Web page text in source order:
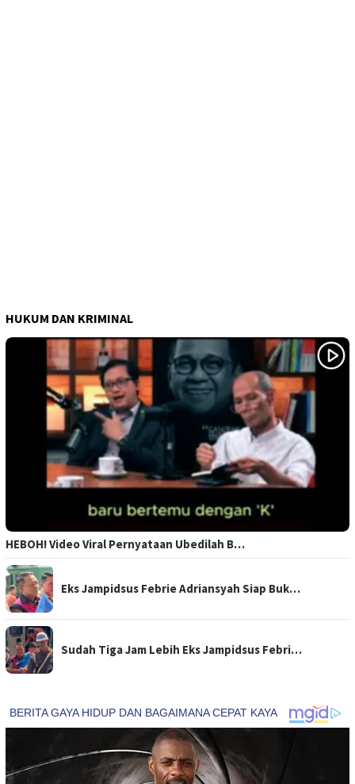
HUKUM DAN KRIMINAL
HEBOH! Video Viral Pernyataan Ubedilah B…
Eks Jampidsus Febrie Adriansyah Siap Buk…
Sudah Tiga Jam Lebih Eks Jampidsus Febri…